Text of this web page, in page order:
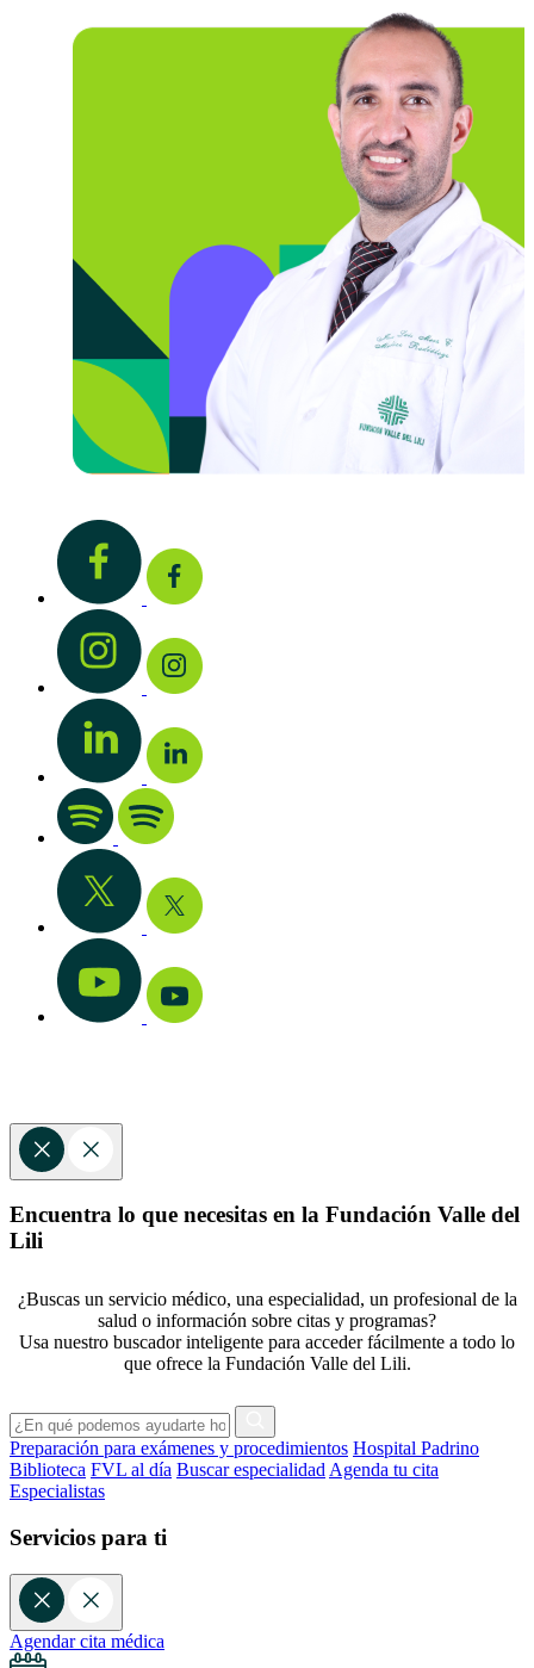
Encuentra lo que necesitas en la Fundación Valle del
Lili
¿Buscas un servicio médico, una especialidad, un profesional de la
salud o información sobre citas y programas?
Usa nuestro buscador inteligente para acceder fácilmente a todo lo
que ofrece la Fundación Valle del Lili.
Preparación para exámenes y procedimientos Hospital Padrino
Biblioteca FVL al día Buscar especialidad Agenda tu cita
Especialistas
Servicios para ti
Agendar cita médica